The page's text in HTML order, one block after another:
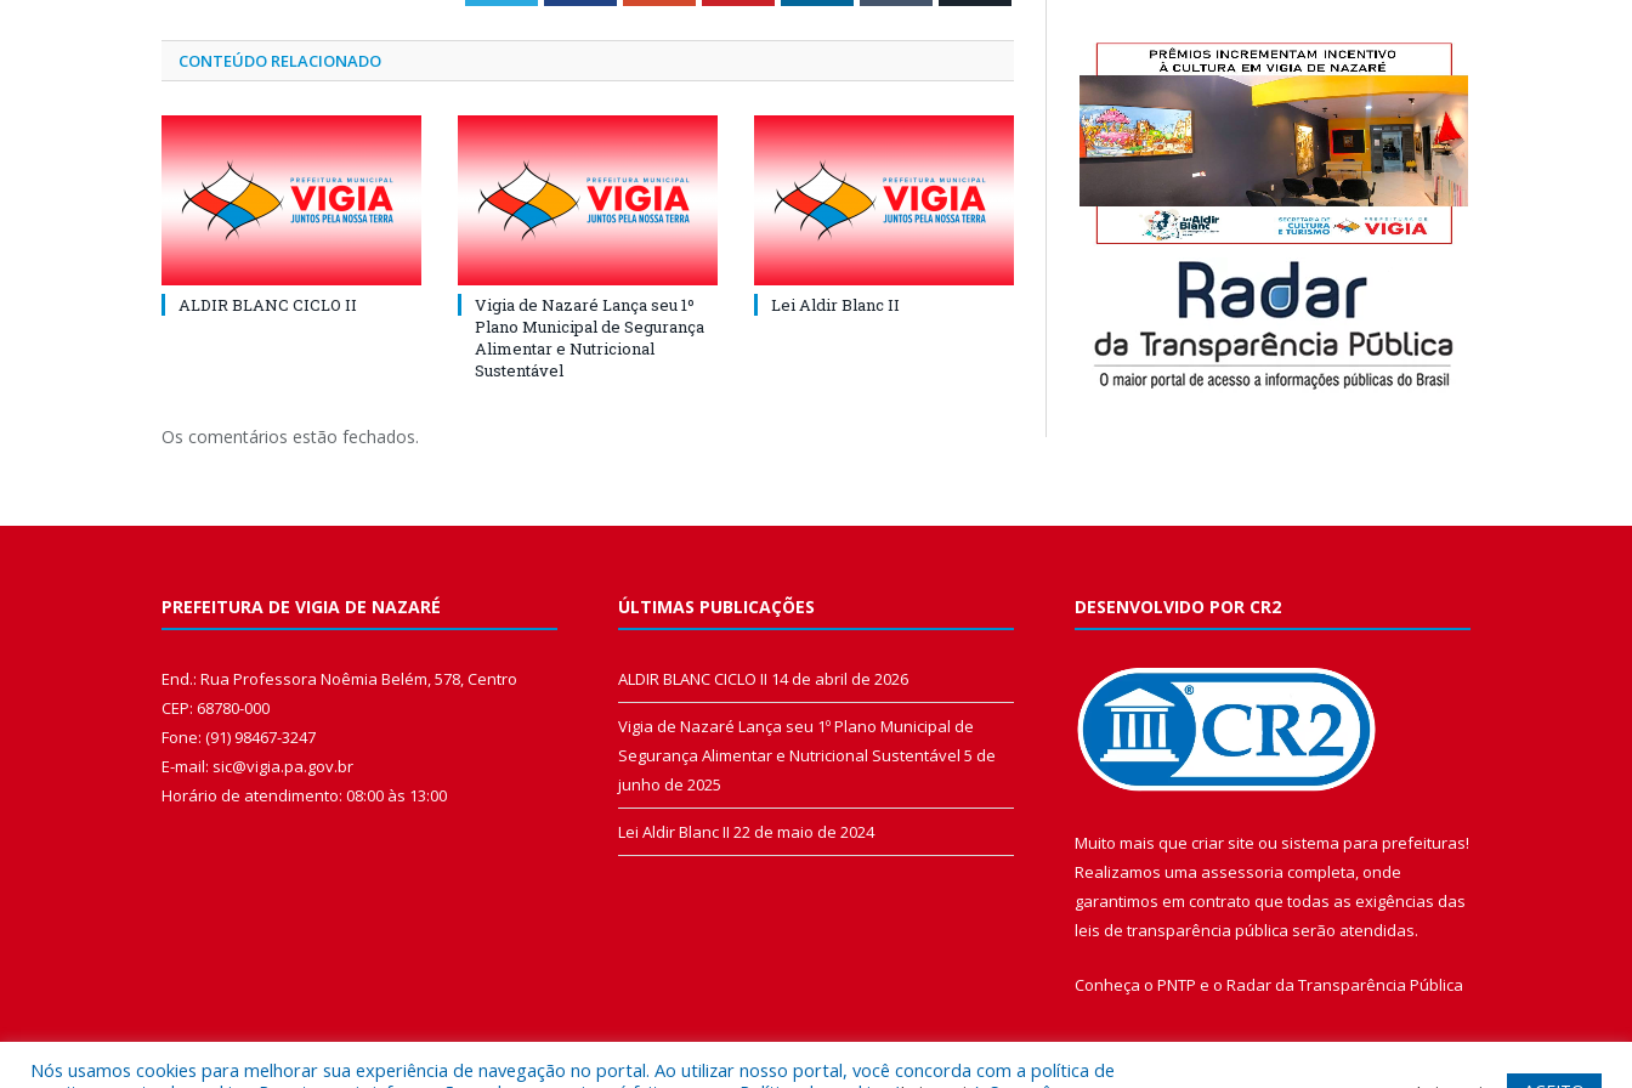
CONTEÚDO RELACIONADO
ALDIR BLANC CICLO II
Vigia de Nazaré Lança seu 1º
Plano Municipal de Segurança
Alimentar e Nutricional
Sustentável
Lei Aldir Blanc II
Os comentários estão fechados.
PREFEITURA DE VIGIA DE NAZARÉ
End.: Rua Professora Noêmia Belém, 578, Centro
CEP: 68780-000
Fone: (91) 98467-3247
E-mail: sic@vigia.pa.gov.br
Horário de atendimento: 08:00 às 13:00
ÚLTIMAS PUBLICAÇÕES
ALDIR BLANC CICLO II 14 de abril de 2026
Vigia de Nazaré Lança seu 1º Plano Municipal de
Segurança Alimentar e Nutricional Sustentável 5 de
junho de 2025
Lei Aldir Blanc II 22 de maio de 2024
DESENVOLVIDO POR CR2
Muito mais que criar site ou sistema para prefeituras!
Realizamos uma assessoria completa, onde
garantimos em contrato que todas as exigências das
leis de transparência pública serão atendidas.
Conheça o PNTP e o Radar da Transparência Pública
Nós usamos cookies para melhorar sua experiência de navegação no portal. Ao utilizar nosso portal, você concorda com a política de